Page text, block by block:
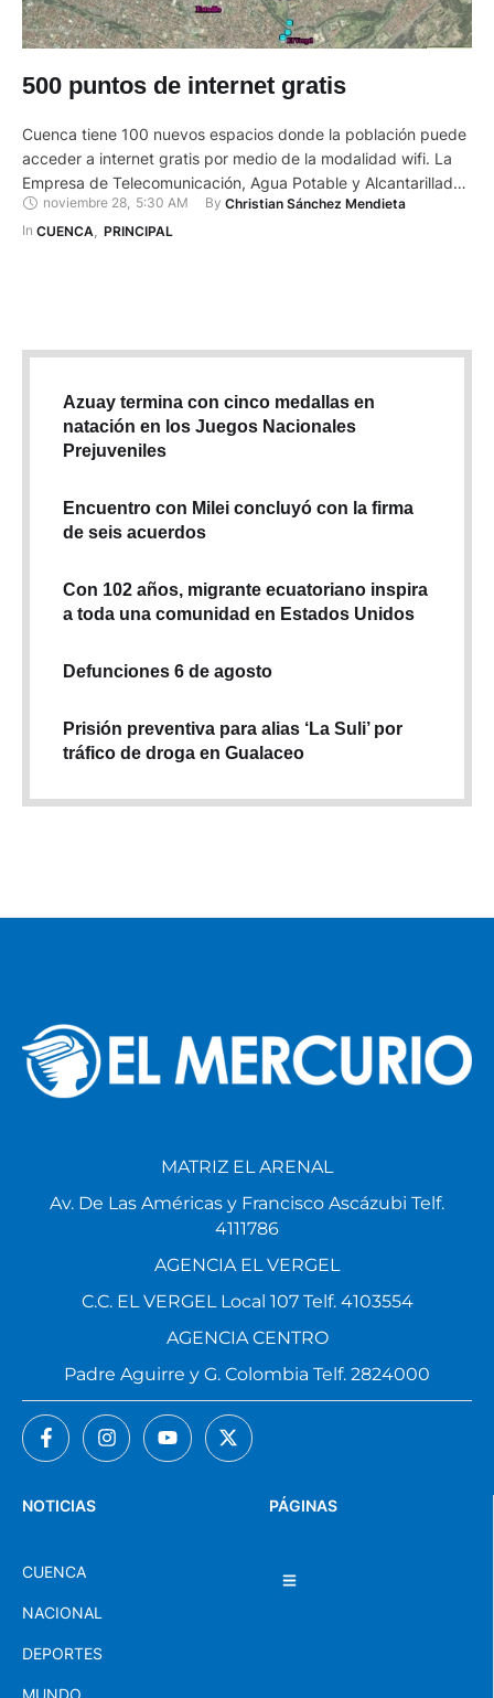
500 puntos de internet gratis
Cuenca tiene 100 nuevos espacios donde la población puede
acceder a internet gratis por medio de la modalidad wifi. La
Empresa de Telecomunicación, Agua Potable y Alcantarillado
(ETAPA EP), del Municipio de Cuenca, es la que provee este
servicio. José Luis Espinoza, su gerente, explicó que hasta
noviembre 28, 5:30 AM By Christian Sánchez Mendieta
In CUENCA PRINCIPAL
Azuay termina con cinco medallas en
natación en los Juegos Nacionales
Prejuveniles
Encuentro con Milei concluyó con la firma
de seis acuerdos
Con 102 años, migrante ecuatoriano inspira
a toda una comunidad en Estados Unidos
Defunciones 6 de agosto
Prisión preventiva para alias ‘La Suli’ por
tráfico de droga en Gualaceo
PÁGINAS
NOTICIAS
CUENCA
NACIONAL
DEPORTES
MUNDO
MATRIZ EL ARENAL
Av. De Las Américas y Francisco Ascázubi Telf.
4111786
AGENCIA EL VERGEL
C.C. EL VERGEL Local 107 Telf. 4103554
AGENCIA CENTRO
Padre Aguirre y G. Colombia Telf. 2824000